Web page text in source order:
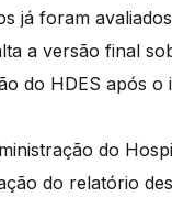
já foram
a versão final
do HDES após o
do
do relatório